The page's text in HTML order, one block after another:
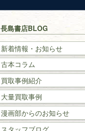
世界史・
戦記・戦史
国文学・
理工書
数学書・物理学書
長島書店BLOG
新着情報・お知らせ
古本コラム
買取事例紹介
大量買取事例
漫画部からのお知らせ
スタッフブログ